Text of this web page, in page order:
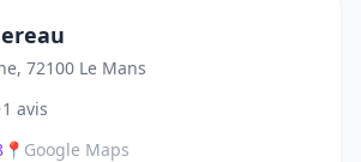
72100 Le Mans
1 avis
📍 Google Maps